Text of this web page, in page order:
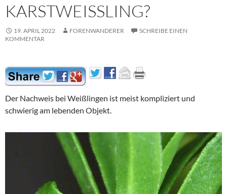
KARSTWEISSLING?
19. APRIL 2022 FORENWANDERER
SCHREIBE EINEN
KOMMENTAR
Der Nachweis bei Weißlingen ist meist kompliziert und
schwierig am lebenden Objekt.